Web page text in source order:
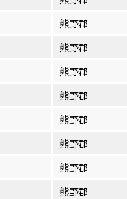
熊野郡
熊野郡
熊野郡
熊野郡
熊野郡
熊野郡
熊野郡
熊野郡